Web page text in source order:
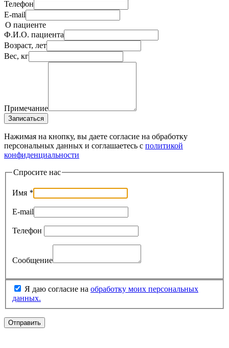
Телефон
E-mail
О пациенте
Ф.И.О. пациента
Возраст, лет
Вес, кг
Примечание
Записаться
Нажимая на кнопку, вы даете согласие на обработку
персональных данных и соглашаетесь c политикой
конфиденциальности
Спросите нас
Имя *
E-mail
Телефон
Сообщение
Я даю согласие на обработку моих персональных
данных.
Отправить